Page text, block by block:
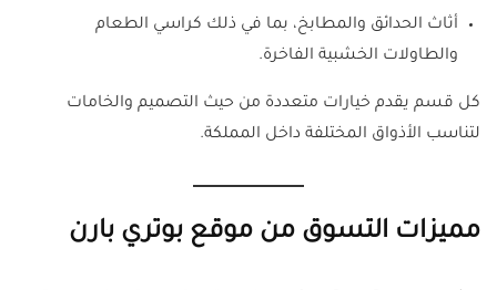
أثاث الحدائق والمطابخ، بما في ذلك كراسي الطعام
والطاولات الخشبية الفاخرة.
كل قسم يقدم خيارات متعددة من حيث التصميم والخامات
لتناسب الأذواق المختلفة داخل المملكة.
مميزات التسوق من موقع بوتري بارن